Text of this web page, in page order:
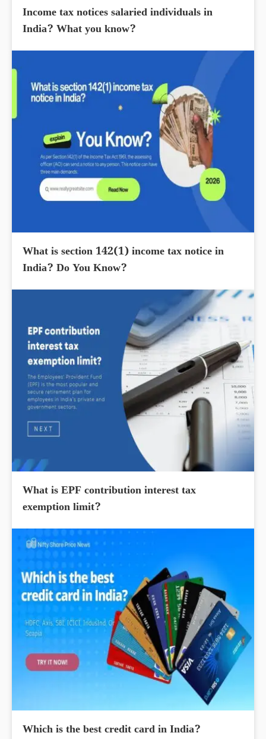
Income tax notices salaried individuals in
India? What you know?
What is section 142(1) income tax notice in
India? Do You Know?
What is EPF contribution interest tax
exemption limit?
Which is the best credit card in India?